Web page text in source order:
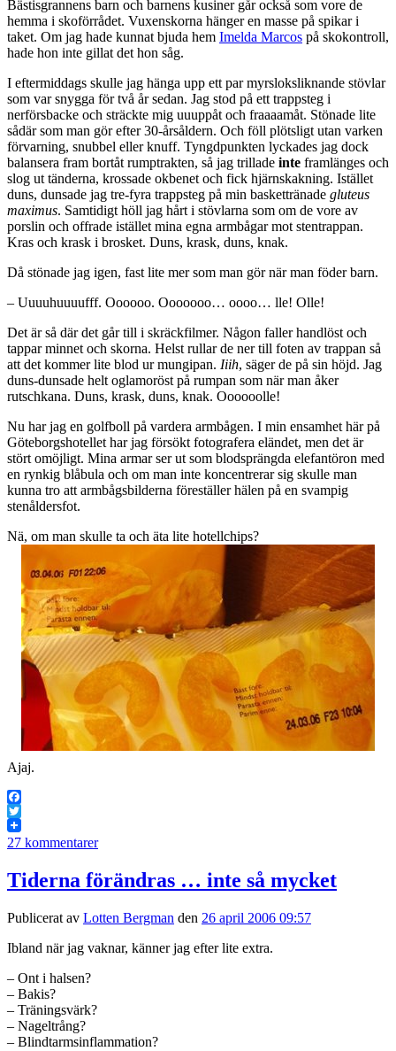
Bästisgrannens barn och barnens kusiner går också som vore de
hemma i skoförrådet. Vuxenskorna hänger en masse på spikar i
taket. Om jag hade kunnat bjuda hem Imelda Marcos på skokontroll,
hade hon inte gillat det hon såg.
I eftermiddags skulle jag hänga upp ett par myrsloksliknande stövlar
som var snygga för två år sedan. Jag stod på ett trappsteg i
nerförsbacke och sträckte mig uuuppåt och fraaaamåt. Stönade lite
sådär som man gör efter 30-årsåldern. Och föll plötsligt utan varken
förvarning, snubbel eller knuff. Tyngdpunkten lyckades jag dock
balansera fram bortåt rumptrakten, så jag trillade inte framlänges och
slog ut tänderna, krossade okbenet och fick hjärnskakning. Istället
duns, dunsade jag tre-fyra trappsteg på min baskettränade gluteus
maximus. Samtidigt höll jag hårt i stövlarna som om de vore av
porslin och offrade istället mina egna armbågar mot stentrappan.
Kras och krask i brosket. Duns, krask, duns, knak.
Då stönade jag igen, fast lite mer som man gör när man föder barn.
– Uuuuhuuuufff. Oooooo. Ooooooo… oooo… lle! Olle!
Det är så där det går till i skräckfilmer. Någon faller handlöst och
tappar minnet och skorna. Helst rullar de ner till foten av trappan så
att det kommer lite blod ur mungipan. Iiih, säger de på sin höjd. Jag
duns-dunsade helt oglamoröst på rumpan som när man åker
rutschkana. Duns, krask, duns, knak. Oooooolle!
Nu har jag en golfboll på vardera armbågen. I min ensamhet här på
Göteborgshotellet har jag försökt fotografera eländet, men det är
stört omöjligt. Mina armar ser ut som blodsprängda elefantöron med
en rynkig blåbula och om man inte koncentrerar sig skulle man
kunna tro att armbågsbilderna föreställer hälen på en svampig
stenåldersfot.
Nä, om man skulle ta och äta lite hotellchips?
Ajaj.
Facebook
Twitter
27 kommentarer
Tiderna förändras … inte så mycket
Publicerat av Lotten Bergman den 26 april 2006 09:57
Ibland när jag vaknar, känner jag efter lite extra.
– Ont i halsen?
– Bakis?
– Träningsvärk?
– Nageltrång?
– Blindtarmsinflammation?